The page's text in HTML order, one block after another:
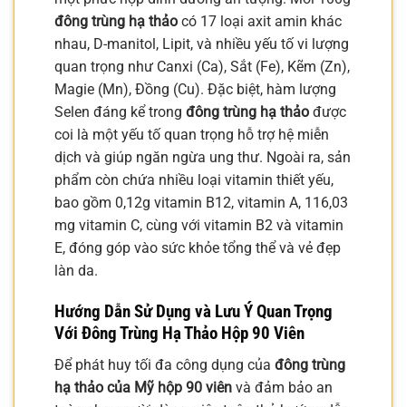
đông trùng hạ thảo có 17 loại axit amin khác
nhau, D-manitol, Lipit, và nhiều yếu tố vi lượng
quan trọng như Canxi (Ca), Sắt (Fe), Kẽm (Zn),
Magie (Mn), Đồng (Cu). Đặc biệt, hàm lượng
Selen đáng kể trong đông trùng hạ thảo được
coi là một yếu tố quan trọng hỗ trợ hệ miễn
dịch và giúp ngăn ngừa ung thư. Ngoài ra, sản
phẩm còn chứa nhiều loại vitamin thiết yếu,
bao gồm 0,12g vitamin B12, vitamin A, 116,03
mg vitamin C, cùng với vitamin B2 và vitamin
E, đóng góp vào sức khỏe tổng thể và vẻ đẹp
làn da.
Hướng Dẫn Sử Dụng và Lưu Ý Quan Trọng
Với Đông Trùng Hạ Thảo Hộp 90 Viên
Để phát huy tối đa công dụng của đông trùng
hạ thảo của Mỹ hộp 90 viên và đảm bảo an